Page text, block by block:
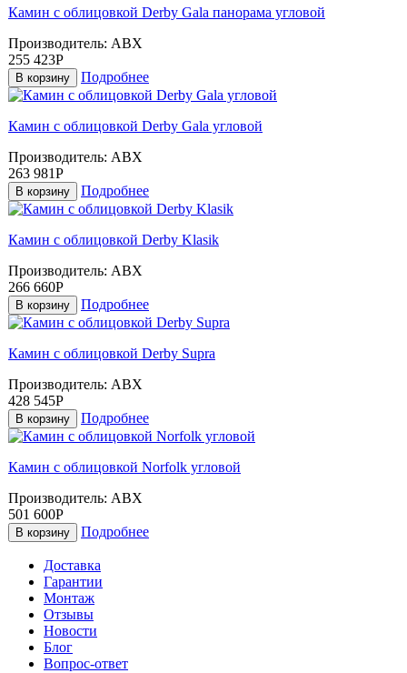
Камин с облицовкой Derby Gala панорама угловой
Производитель: ABX
255 423Р
В корзину Подробнее
Камин с облицовкой Derby Gala угловой
Производитель: ABX
263 981Р
В корзину Подробнее
Камин с облицовкой Derby Klasik
Производитель: ABX
266 660Р
В корзину Подробнее
Камин с облицовкой Derby Supra
Производитель: ABX
428 545Р
В корзину Подробнее
Камин с облицовкой Norfolk угловой
Производитель: ABX
501 600Р
В корзину Подробнее
Доставка
Гарантии
Монтаж
Отзывы
Новости
Блог
Вопрос-ответ